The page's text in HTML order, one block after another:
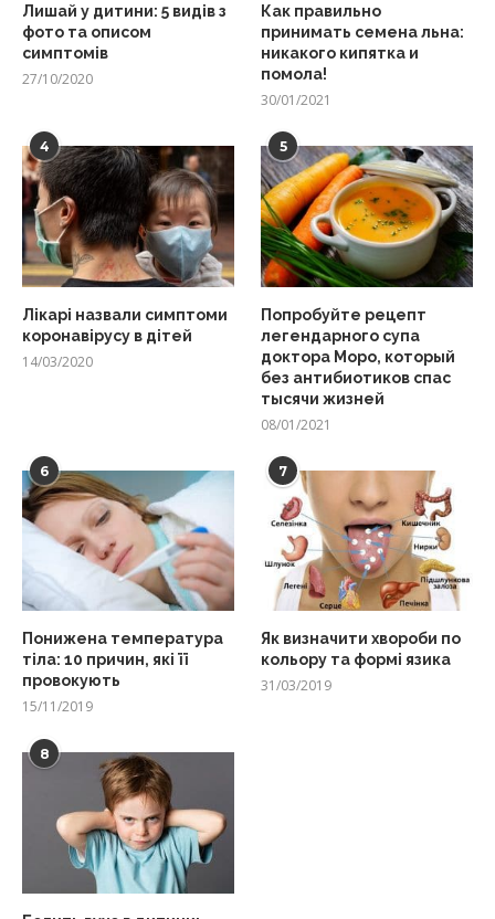
Лишай у дитини: 5 видів з
фото та описом
симптомів
27/10/2020
Как правильно
принимать семена льна:
никакого кипятка и
помола!
30/01/2021
4
Лікарі назвали симптоми
коронавірусу в дітей
14/03/2020
5
Попробуйте рецепт
легендарного супа
доктора Моро, который
без антибиотиков спас
тысячи жизней
08/01/2021
6
Понижена температура
тіла: 10 причин, які її
провокують
15/11/2019
7
Як визначити хвороби по
кольору та формі язика
31/03/2019
8